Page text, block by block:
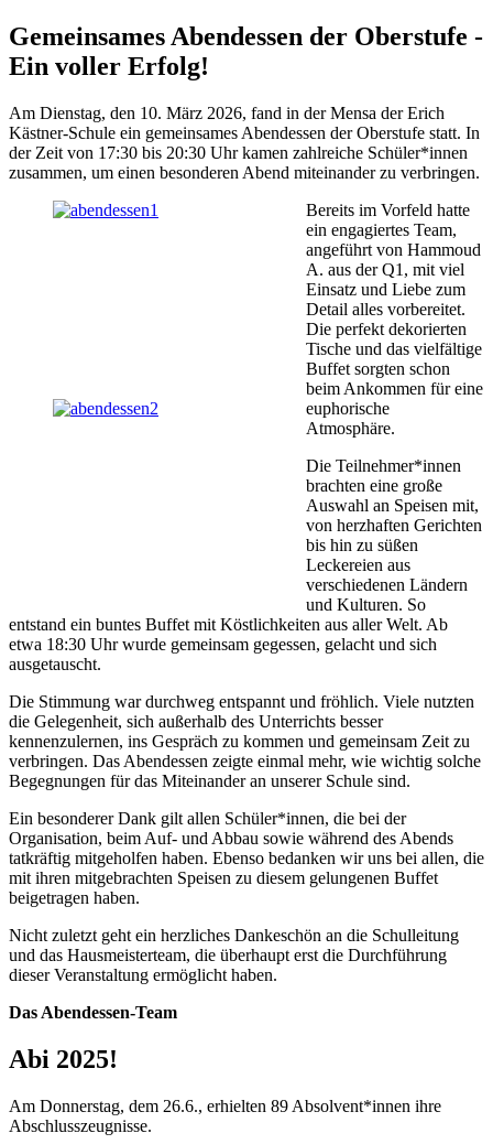
Gemeinsames Abendessen der Oberstufe -
Ein voller Erfolg!
Am Dienstag, den 10. März 2026, fand in der Mensa der Erich
Kästner-Schule ein gemeinsames Abendessen der Oberstufe statt. In
der Zeit von 17:30 bis 20:30 Uhr kamen zahlreiche Schüler*innen
zusammen, um einen besonderen Abend miteinander zu verbringen.
Bereits im Vorfeld hatte
ein engagiertes Team,
angeführt von Hammoud
A. aus der Q1, mit viel
Einsatz und Liebe zum
Detail alles vorbereitet.
Die perfekt dekorierten
Tische und das vielfältige
Buffet sorgten schon
beim Ankommen für eine
euphorische
Atmosphäre.
Die Teilnehmer*innen
brachten eine große
Auswahl an Speisen mit,
von herzhaften Gerichten
bis hin zu süßen
Leckereien aus
verschiedenen Ländern
und Kulturen. So
entstand ein buntes Buffet mit Köstlichkeiten aus aller Welt. Ab
etwa 18:30 Uhr wurde gemeinsam gegessen, gelacht und sich
ausgetauscht.
Die Stimmung war durchweg entspannt und fröhlich. Viele nutzten
die Gelegenheit, sich außerhalb des Unterrichts besser
kennenzulernen, ins Gespräch zu kommen und gemeinsam Zeit zu
verbringen. Das Abendessen zeigte einmal mehr, wie wichtig solche
Begegnungen für das Miteinander an unserer Schule sind.
Ein besonderer Dank gilt allen Schüler*innen, die bei der
Organisation, beim Auf- und Abbau sowie während des Abends
tatkräftig mitgeholfen haben. Ebenso bedanken wir uns bei allen, die
mit ihren mitgebrachten Speisen zu diesem gelungenen Buffet
beigetragen haben.
Nicht zuletzt geht ein herzliches Dankeschön an die Schulleitung
und das Hausmeisterteam, die überhaupt erst die Durchführung
dieser Veranstaltung ermöglicht haben.
Das Abendessen-Team
Abi 2025!
Am Donnerstag, dem 26.6., erhielten 89 Absolvent*innen ihre
Abschlusszeugnisse.